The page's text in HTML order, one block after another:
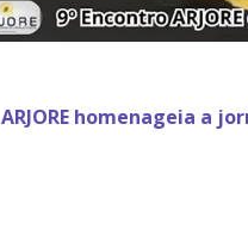
ARJORE homenageia a